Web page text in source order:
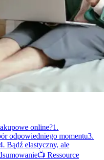
online?1.
odpowiedniego momentu3.
Bądź elastyczny, ale
📺 Ressource